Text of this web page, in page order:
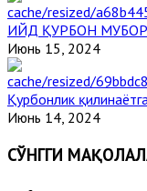
ИЙД ҚУРБОН
Июнь 15, 2024
Қурбонлик
Июнь 14, 2024
СЎНГГИ